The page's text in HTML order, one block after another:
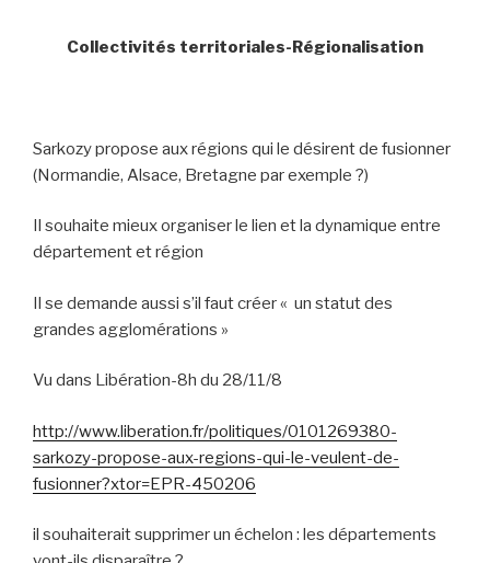
Collectivités territoriales-Régionalisation
Sarkozy propose aux régions qui le désirent de fusionner
(Normandie, Alsace, Bretagne par exemple ?)
Il souhaite mieux organiser le lien et la dynamique entre
département et région
Il se demande aussi s’il faut créer « un statut des
grandes agglomérations »
Vu dans Libération-8h du 28/11/8
http://www.liberation.fr/politiques/0101269380-
sarkozy-propose-aux-regions-qui-le-veulent-de-
fusionner?xtor=EPR-450206
il souhaiterait supprimer un échelon : les départements